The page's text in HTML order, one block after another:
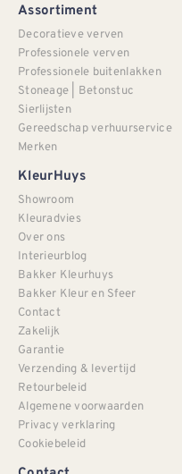
Assortiment
Decoratieve verven
Professionele verven
Professionele buitenlakken
Stoneage | Betonstuc
Sierlijsten
Gereedschap verhuurservice
Merken
KleurHuys
Showroom
Kleuradvies
Over ons
Interieurblog
Bakker Kleurhuys
Bakker Kleur en Sfeer
Contact
Zakelijk
Garantie
Verzending & levertijd
Retourbeleid
Algemene voorwaarden
Privacy verklaring
Cookiebeleid